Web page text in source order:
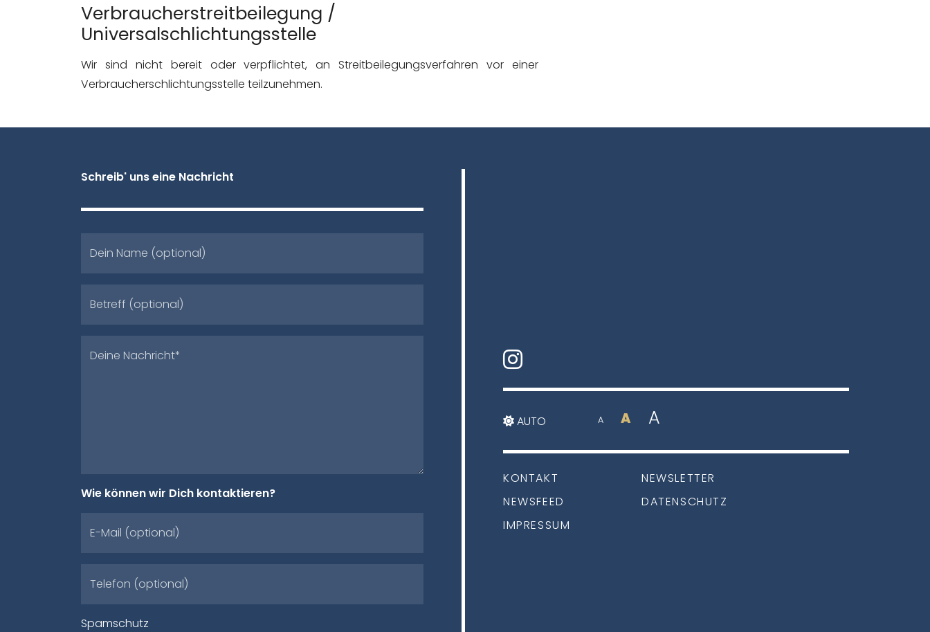
Verbraucherstreitbeilegung /
Universalschlichtungsstelle
Wir sind nicht bereit oder verpflichtet, an Streitbeilegungsverfahren vor einer
Verbraucherschlichtungsstelle teilzunehmen.
Schreib' uns eine Nachricht
Dein Name (optional)
Betreff (optional)
Deine Nachricht*
Wie können wir Dich kontaktieren?
E-Mail (optional)
Telefon (optional)
Spamschutz
AUTO A A A
KONTAKT
NEWSLETTER
NEWSFEED
DATENSCHUTZ
IMPRESSUM